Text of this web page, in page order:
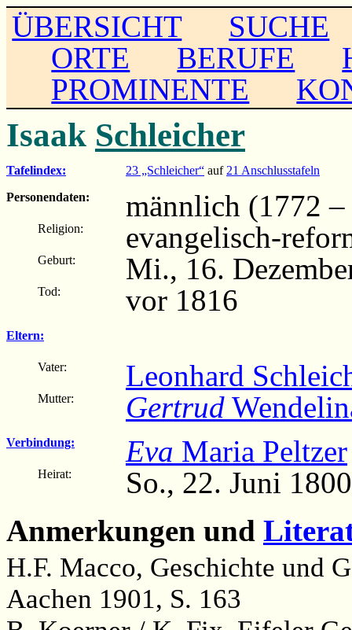
ÜBERSICHT
SUCHE
ORTE
BERUFE
PROMINENTE
Isaak Schleicher
Tafelindex: 23 „Schleicher“ auf 21 Anschlusstafeln
Personendaten:
männlich (1772
Religion: evangelisch-
Geburt: Mi., 16.
Tod: vor 1816
Eltern:
Vater: Leonhard
Mutter: Gertrud
Verbindung: Eva Maria Peltzer
Heirat:
So., 22. Juni
Anmerkungen und
H.F. Macco, Geschichte und
Aachen 1901, S. 163